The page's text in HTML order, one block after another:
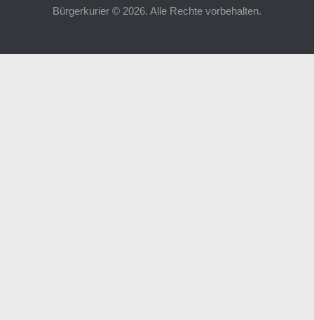
Bürgerkurier © 2026. Alle Rechte vorbehalten.